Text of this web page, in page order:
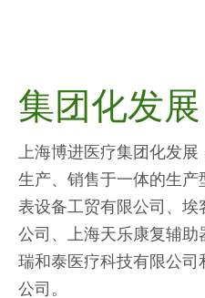
集团化发展
上海博进医疗集团化发展
生产、销售于一体的生
表设备工贸有限公司、
公司、上海天乐康复辅
瑞和泰医疗科技有限公
公司。